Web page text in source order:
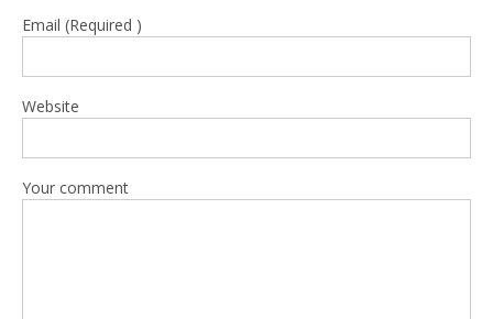
Email (Required )
Website
Your comment